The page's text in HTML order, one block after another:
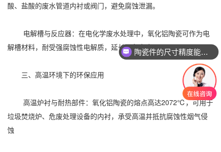
酸、盐酸的废水管道内衬或阀门，避免腐蚀泄漏。
电解槽与反应器：在电化学废水处理中，氧化铝陶瓷可作为电
解槽材料，耐受强腐蚀性电解质，延长设备寿命
三、高温环境下的环保应用
高温炉衬与耐热部件：氧化铝陶瓷的熔点高达2072℃，可用于
垃圾焚烧炉、危废处理设备的内衬，承受高温并抵抗腐蚀性烟气侵
蚀
陶瓷件的尺寸精度能达到多少？